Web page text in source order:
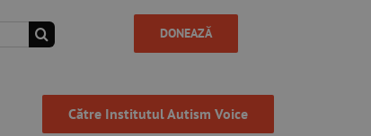
DONEAZĂ
Către Institutul Autism Voice